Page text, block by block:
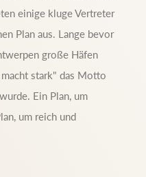
einige kluge Vertreter
Plan aus. Lange bevor
große Häfen
stark" das Motto
Ein Plan, um
um reich und